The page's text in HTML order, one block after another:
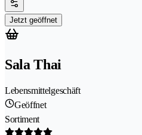
Jetzt geöffnet
Sala Thai
Lebensmittelgeschäft
Geöffnet
Sortiment